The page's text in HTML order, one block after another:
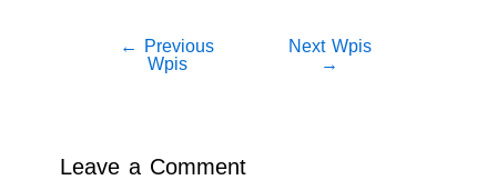
←
Previous
Wpis
Next Wpis
→
Leave a Comment